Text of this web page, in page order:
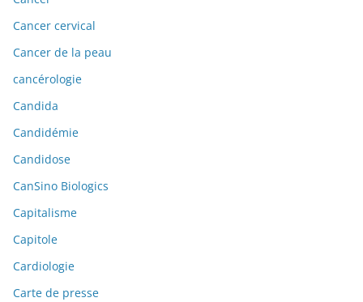
Cancer cervical
Cancer de la peau
cancérologie
Candida
Candidémie
Candidose
CanSino Biologics
Capitalisme
Capitole
Cardiologie
Carte de presse